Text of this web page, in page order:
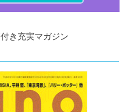
き充実マガジン